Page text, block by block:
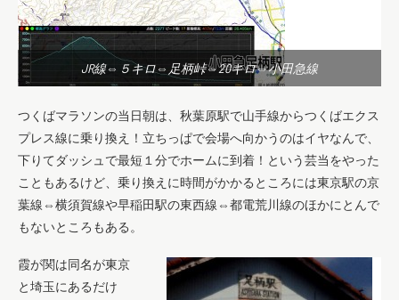
JR線⇔５キロ⇔足柄峠⇔20キロ⇔小田急線
つくばマラソンの当日朝は、秋葉原駅で山手線からつくばエクス
プレス線に乗り換え！立ちっぱで会場へ向かうのはイヤなんで、
下りてダッシュで最短１分でホームに到着！という芸当をやった
こともあるけど、乗り換えに時間がかかるところには東京駅の京
葉線⇔横須賀線や早稲田駅の東西線⇔都電荒川線のほかにとんで
もないところもある。
霞が関は同名が東京
と埼玉にあるだけ